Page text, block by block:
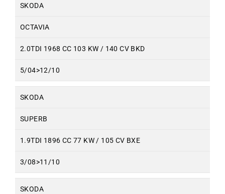
SKODA
OCTAVIA
2.0TDI 1968 CC 103 KW / 140 CV BKD
5/04>12/10
SKODA
SUPERB
1.9TDI 1896 CC 77 KW / 105 CV BXE
3/08>11/10
SKODA